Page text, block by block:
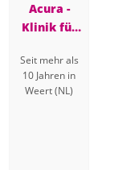
Acura -
Klinik für
Chirurgie
Seit mehr als
10 Jahren in
Weert (NL)